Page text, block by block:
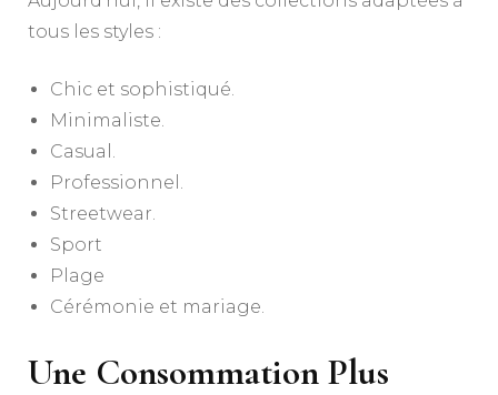
tous les styles :
Chic et sophistiqué.
Minimaliste.
Casual.
Professionnel.
Streetwear.
Sport
Plage
Cérémonie et mariage.
Une Consommation Plus